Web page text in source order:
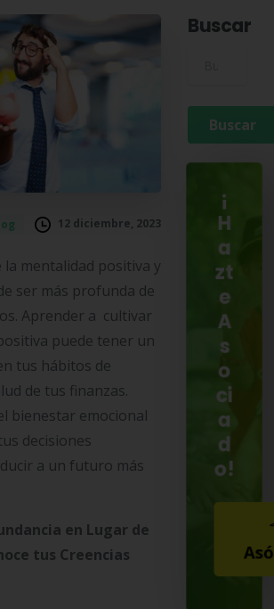
12 diciembre, 2023
mentalidad positiva y
ser más profunda de
Aprender a cultivar
puede tener un
tus hábitos de
de tus finanzas.
bienestar emocional
decisiones
a un futuro más
en Lugar de
tus Creencias
Buscar
¡
H
a
zt
e
A
s
o
ci
a
d
o!